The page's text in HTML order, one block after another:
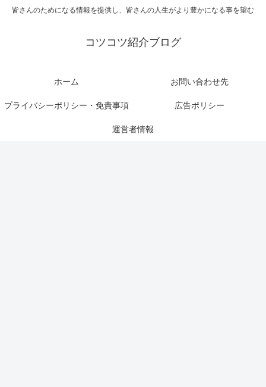
皆さんのためになる情報を提供し、皆さんの人生がより豊かになる事を望む
コツコツ紹介ブログ
ホーム お問い合わせ先
プライバシーポリシー・免責事項 広告ポリシー
運営者情報